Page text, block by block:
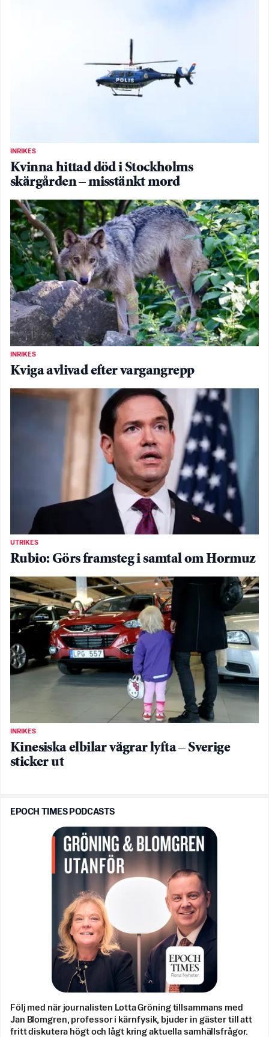
INRIKES
Kvinna hittad död i Stockholms
skärgården – misstänkt mord
INRIKES
Kviga avlivad efter vargangrepp
UTRIKES
Rubio: Görs framsteg i samtal om Hormuz
INRIKES
Kinesiska elbilar vägrar lyfta – Sverige
sticker ut
EPOCH TIMES PODCASTS
Följ med när journalisten Lotta Gröning tillsammans med
Jan Blomgren, professor i kärnfysik, bjuder in gäster till att
fritt diskutera högt och lågt kring aktuella samhällsfrågor.